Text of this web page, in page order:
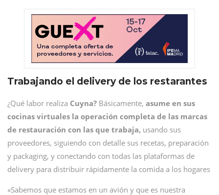
Trabajando el delivery de los restarantes
¿Qué labor realiza Cuyna? Básicamente, asume en sus
cocinas virtuales la operación completa de las marcas
de restauración con las que trabaja, usando sus
proveedores, siguiendo con detalle sus recetas, preparación
y packaging, y conectando con todas las plataformas de
delivery para distribuir rápidamente la comida a los hogares
«Sabemos que estamos en un avión y que es nuestra